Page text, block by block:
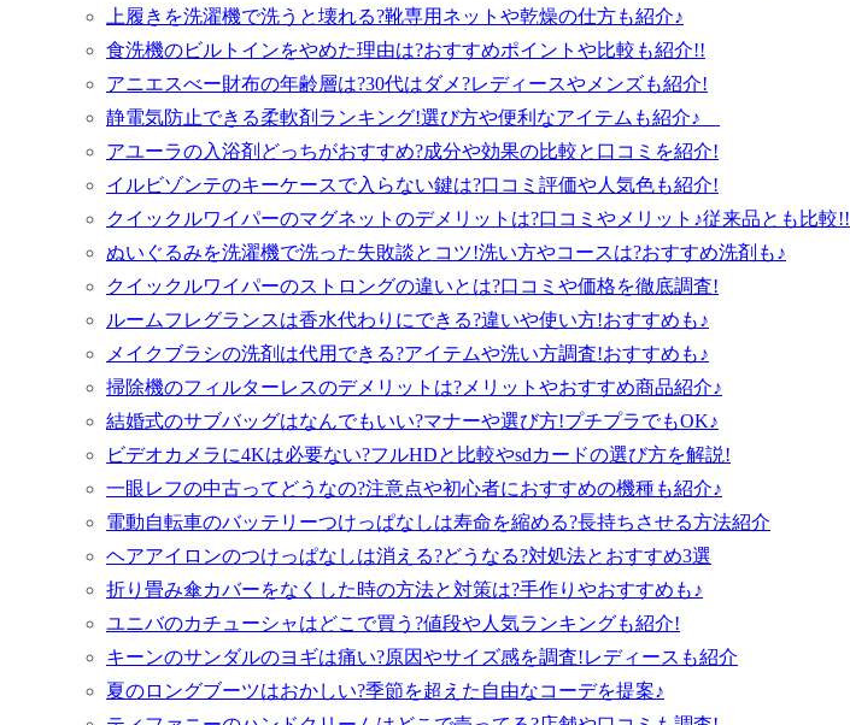
上履きを洗濯機で洗うと壊れる?靴専用ネットや乾燥の仕方も紹介♪
食洗機のビルトインをやめた理由は?おすすめポイントや比較も紹介!!
アニエスべー財布の年齢層は?30代はダメ?レディースやメンズも紹介!
静電気防止できる柔軟剤ランキング!選び方や便利なアイテムも紹介♪
アユーラの入浴剤どっちがおすすめ?成分や効果の比較と口コミを紹介!
イルビゾンテのキーケースで入らない鍵は?口コミ評価や人気色も紹介!
クイックルワイパーのマグネットのデメリットは?口コミやメリット♪従来品とも比較!!
ぬいぐるみを洗濯機で洗った失敗談とコツ!洗い方やコースは?おすすめ洗剤も♪
クイックルワイパーのストロングの違いとは?口コミや価格を徹底調査!
ルームフレグランスは香水代わりにできる?違いや使い方!おすすめも♪
メイクブラシの洗剤は代用できる?アイテムや洗い方調査!おすすめも♪
掃除機のフィルターレスのデメリットは?メリットやおすすめ商品紹介♪
結婚式のサブバッグはなんでもいい?マナーや選び方!プチプラでもOK♪
ビデオカメラに4Kは必要ない?フルHDと比較やsdカードの選び方を解説!
一眼レフの中古ってどうなの?注意点や初心者におすすめの機種も紹介♪
電動自転車のバッテリーつけっぱなしは寿命を縮める?長持ちさせる方法紹介
ヘアアイロンのつけっぱなしは消える?どうなる?対処法とおすすめ3選
折り畳み傘カバーをなくした時の方法と対策は?手作りやおすすめも♪
ユニバのカチューシャはどこで買う?値段や人気ランキングも紹介!
キーンのサンダルのヨギは痛い?原因やサイズ感を調査!レディースも紹介
夏のロングブーツはおかしい?季節を超えた自由なコーデを提案♪